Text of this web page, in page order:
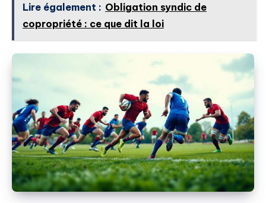
Lire également : Obligation syndic de
copropriété : ce que dit la loi